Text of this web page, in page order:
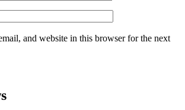
and website in this browser for the next